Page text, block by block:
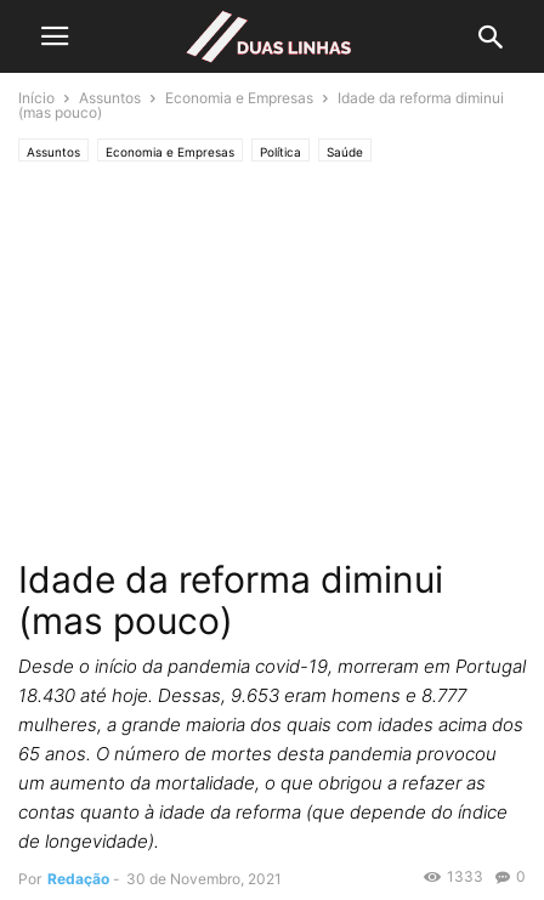
Início Assuntos Economia e Empresas
Idade da reforma diminui
(mas pouco)
Assuntos Economia e Empresas Política Saúde
Idade da reforma diminui
(mas pouco)
Desde o início da pandemia covid-19, morreram em Portugal
18.430 até hoje. Dessas, 9.653 eram homens e 8.777
mulheres, a grande maioria dos quais com idades acima dos
65 anos. O número de mortes desta pandemia provocou
um aumento da mortalidade, o que obrigou a refazer as
contas quanto à idade da reforma (que depende do índice
de longevidade).
Por Redação - 30 de Novembro, 2021 0
1333